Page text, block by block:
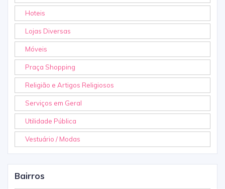
Hoteis
Lojas Diversas
Móveis
Praça Shopping
Religião e Artigos Religiosos
Serviços em Geral
Utilidade Pública
Vestuário / Modas
Bairros